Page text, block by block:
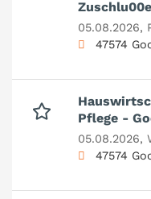
05.08.2026,
47574
Pflege -
05.08.2026,
47574